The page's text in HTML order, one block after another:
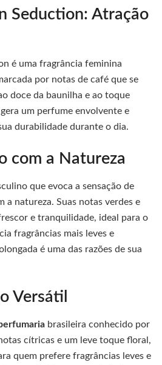
Seduction: Atração
é uma fragrância feminina
por notas de café que se
doce da baunilha e ao toque
um perfume envolvente e
durabilidade durante o dia.
com a Natureza
que evoca a sensação de
a natureza. Suas notas verdes e
e tranquilidade, ideal para o
fragrâncias mais leves e
é uma das razões de sua
Versátil
brasileira conhecido por
cítricas e um leve toque floral,
quem prefere fragrâncias leves e